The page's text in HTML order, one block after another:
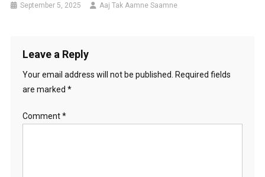
September 5, 2025 Aaj Tak Aamne Saamne
Leave a Reply
Your email address will not be published.
Required fields
are marked *
Comment*